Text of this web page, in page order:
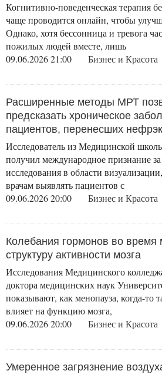
Когнитивно-поведенческая терапия
чаще проводится онлайн, чтобы
Однако, хотя бессонница и тревога
пожилых людей вместе, лишь
09.06.2026 21:00 Бизнес и Красота
Расширенные методы МРТ
предсказать хроническое
пациентов, перенесших
Исследователь из Медицинской
получил международное признание
исследования в области
врачам выявлять пациентов с
09.06.2026 20:00 Бизнес и Красота
Колебания гормонов во
структуру активности мозга
Исследования Медицинского
доктора медицинских наук
показывают, как менопауза, когда-то
влияет на функцию мозга,
09.06.2026 20:00 Бизнес и Красота
Умеренное загрязнение